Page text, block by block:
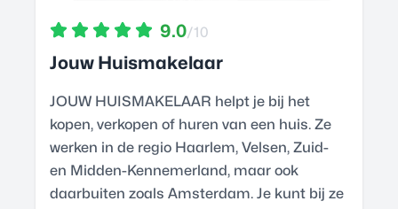
9.0/10
Jouw Huismakelaar
JOUW HUISMAKELAAR helpt je bij het
kopen, verkopen of huren van een huis. Ze
werken in de regio Haarlem, Velsen, Zuid-
en Midden-Kennemerland, maar ook
daarbuiten zoals Amsterdam. Je kunt bij ze